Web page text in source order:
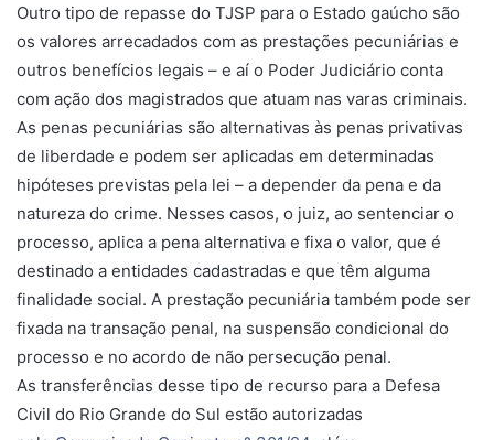
Outro tipo de repasse do TJSP para o Estado gaúcho são
os valores arrecadados com as prestações pecuniárias e
outros benefícios legais – e aí o Poder Judiciário conta
com ação dos magistrados que atuam nas varas criminais.
As penas pecuniárias são alternativas às penas privativas
de liberdade e podem ser aplicadas em determinadas
hipóteses previstas pela lei – a depender da pena e da
natureza do crime. Nesses casos, o juiz, ao sentenciar o
processo, aplica a pena alternativa e fixa o valor, que é
destinado a entidades cadastradas e que têm alguma
finalidade social. A prestação pecuniária também pode ser
fixada na transação penal, na suspensão condicional do
processo e no acordo de não persecução penal.
As transferências desse tipo de recurso para a Defesa
Civil do Rio Grande do Sul estão autorizadas